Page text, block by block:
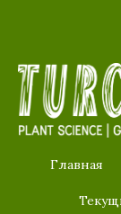
Главная